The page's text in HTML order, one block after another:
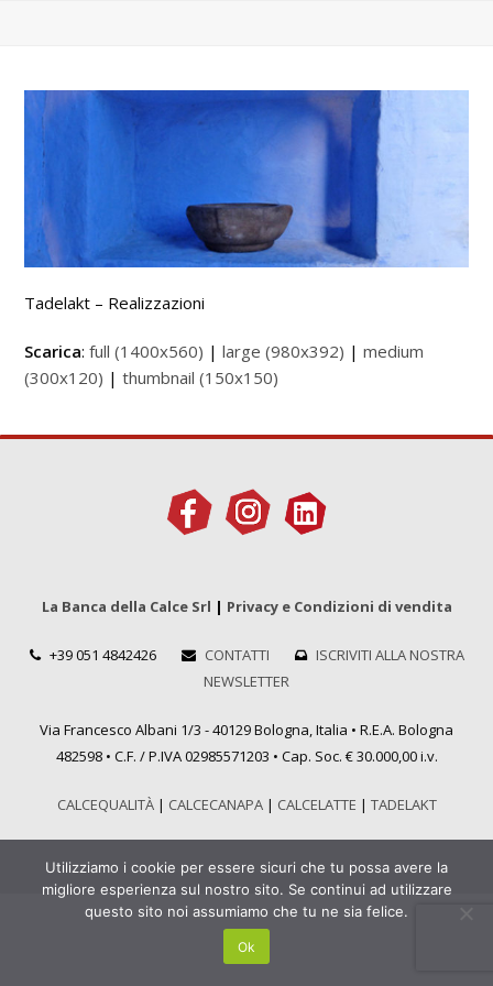
Tadelakt – Realizzazioni
Scarica:full (1400x560) |large (980x392) |medium
(300x120) |thumbnail (150x150)
La Banca della Calce Srl | Privacy e Condizioni di vendita
+39 051 4842426 CONTATTI
ISCRIVITI ALLA NOSTRA
NEWSLETTER
Via Francesco Albani 1/3 - 40129 Bologna, Italia • R.E.A. Bologna
482598 • C.F. / P.IVA 02985571203 • Cap. Soc. € 30.000,00 i.v.
CALCEQUALITÀ| CALCECANAPA| CALCELATTE | TADELAKT
Utilizziamo i cookie per essere sicuri che tu possa avere la
migliore esperienza sul nostro sito. Se continui ad utilizzare
questo sito noi assumiamo che tu ne sia felice.
Ok